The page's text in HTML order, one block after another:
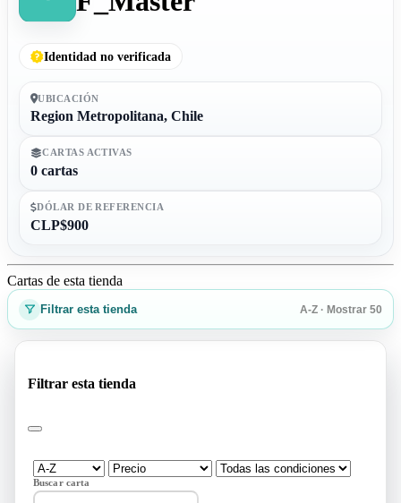
Identidad no verificada
UBICACIÓN
Region Metropolitana, Chile
CARTAS ACTIVAS
0 cartas
DÓLAR DE REFERENCIA
CLP$900
Cartas de esta tienda
Filtrar esta tienda A-Z · Mostrar 50
Filtrar esta tienda
Buscar carta